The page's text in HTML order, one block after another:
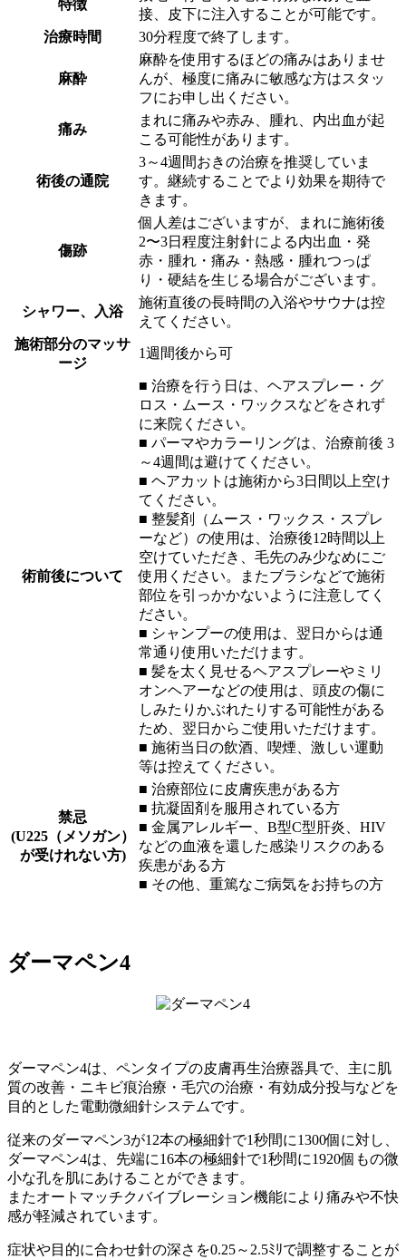
特徴
接、皮下に注入することが可能です。
治療時間
30分程度で終了します。
麻酔
麻酔を使用するほどの痛みはありませ
んが、極度に痛みに敏感な方はスタッ
フにお申し出ください。
痛み
まれに痛みや赤み、腫れ、内出血が起
こる可能性があります。
術後の通院
3～4週間おきの治療を推奨していま
す。継続することでより効果を期待で
きます。
傷跡
個人差はございますが、まれに施術後
2〜3日程度注射針による内出血・発
赤・腫れ・痛み・熱感・腫れつっぱ
り・硬結を生じる場合がございます。
シャワー、入浴
施術直後の長時間の入浴やサウナは控
えてください。
施術部分のマッサ
ージ
1週間後から可
術前後について
■ 治療を行う日は、ヘアスプレー・グ
ロス・ムース・ワックスなどをされず
に来院ください。
■ パーマやカラーリングは、治療前後 3
～4週間は避けてください。
■ ヘアカットは施術から3日間以上空け
てください。
■ 整髪剤（ムース・ワックス・スプレ
ーなど）の使用は、治療後12時間以上
空けていただき、毛先のみ少なめにご
使用ください。またブラシなどで施術
部位を引っかかないように注意してく
ださい。
■ シャンプーの使用は、翌日からは通
常通り使用いただけます。
■ 髪を太く見せるヘアスプレーやミリ
オンヘアーなどの使用は、頭皮の傷に
しみたりかぶれたりする可能性がある
ため、翌日からご使用いただけます。
■ 施術当日の飲酒、喫煙、激しい運動
等は控えてください。
禁忌
(U225（メソガン）
が受けれない方)
■ 治療部位に皮膚疾患がある方
■ 抗凝固剤を服用されている方
■ 金属アレルギー、B型C型肝炎、HIV
などの血液を還した感染リスクのある
疾患がある方
■ その他、重篤なご病気をお持ちの方
ダーマペン4
ダーマペン4は、ペンタイプの皮膚再生治療器具で、主に肌
質の改善・ニキビ痕治療・毛穴の治療・有効成分投与などを
目的とした電動微細針システムです。
従来のダーマペン3が12本の極細針で1秒間に1300個に対し、
ダーマペン4は、先端に16本の極細針で1秒間に1920個もの微
小な孔を肌にあけることができます。
またオートマッチクバイブレーション機能により痛みや不快
感が軽減されています。
症状や目的に合わせ針の深さを0.25～2.5ﾐﾘで調整することが